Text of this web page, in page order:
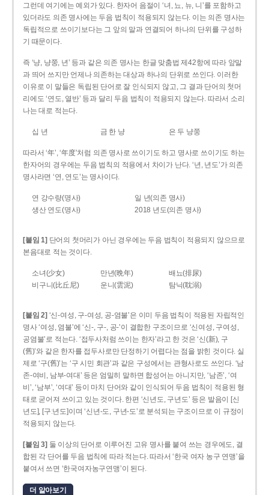
그런데 여기에는 예외가 있다. 한자어 음절이 ‘녀, 뇨, 뉴, 니’를 포함하고
있더라도 의존 명사에는 두음 법칙이 적용되지 않는다. 이는 의존 명사는
독립적으로 쓰이기보다는 그 앞의 말과 연결되어 하나의 단위를 구성하
기 때문이다.
즉 ‘냥, 냥쭝, 년’ 등과 같은 의존 명사는 한글 맞춤법 제42항에 따라 앞말
과 띄어 쓰지만 언제나 의존하는 대상과 하나의 단위로 쓰인다. 이러한
이유로 이 말들은 독립된 단어로 잘 인식되지 않고, 그 결과 단어의 첫머
리에도 ‘연도, 열반’ 등과 달리 두음 법칙이 적용되지 않는다. 따라서 소리
나는 대로 적는다.
십 년 금 한 냥 은 두 냥쭝
따라서 ‘年’, ‘年度’처럼 의존 명사로 쓰이기도 하고 명사로 쓰이기도 하는
한자어의 경우에는 두음 법칙의 적용에서 차이가 난다. ‘년, 년도’가 의존
명사라면 ‘연, 연도’는 명사이다.
연 강수량(명사)
일 년(의존 명사)
생산 연도(명사)
2018 년도(의존 명사)
[붙임 1] 단어의 첫머리가 아닌 경우에는 두음 법칙이 적용되지 않으므로
본음대로 적는 것이다.
소녀(少女) 만년(晩年)
배뇨(排尿)
비구니(比丘尼)
운니(雲泥) 탐닉(耽溺)
[붙임 2] ‘신-여성, 구-여성, 공-염불’은 이미 두음 법칙이 적용된 자립적인
명사 ‘여성, 염불’에 ‘신-, 구-, 공-’이 결합한 구조이므로 ‘신여성, 구여성,
공염불’로 적는다. ‘접두사처럼 쓰이는 한자’라고 한 것은 ‘신(新), 구
(舊)’와 같은 한자를 접두사로만 단정하기 어렵다는 점을 밝힌 것이다. 실
제로 ‘구(舊)’는 ‘구 시민 회관’과 같은 구성에서는 관형사로도 쓰인다. ‘남
존­-여비, 남부-­여대’ 등은 엄밀히 말하면 합성어는 아니지만, ‘남존’, ‘여
비’, ‘남부’, ‘여대’ 등이 마치 단어와 같이 인식되어 두음 법칙이 적용된 형
태로 굳어져 쓰이고 있는 것이다. 한편 ‘신년도, 구년도’ 등은 발음이 [신
년도], [구ː년도]이며 ‘신년­-도, 구년-­도’로 분석되는 구조이므로 이 규정이
적용되지 않는다.
[붙임 3] 둘 이상의 단어로 이루어진 고유 명사를 붙여 쓰는 경우에도, 결
합된 각 단어를 두음 법칙에 따라 적는다. 따라서 ‘한국 여자 농구 연맹’을
붙여서 쓰면 ‘한국여자농구연맹’이 된다.
더 알아보기